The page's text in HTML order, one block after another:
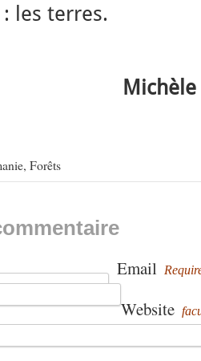
les terres.
, Forêts
Email
Website